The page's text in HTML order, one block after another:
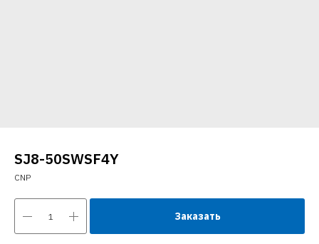
SJ8-50SWSF4Y
CNP
Заказать